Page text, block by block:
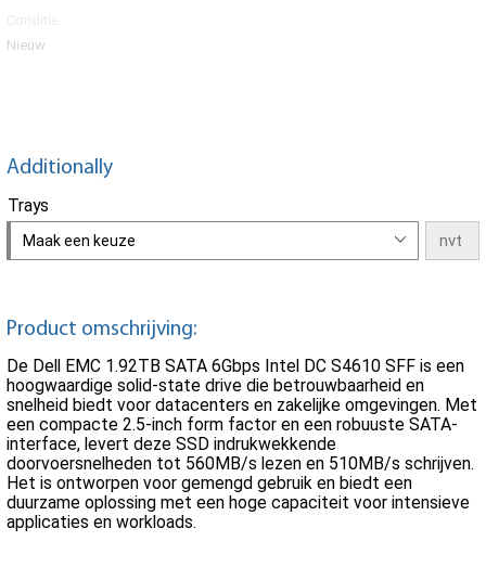
Nieuw
Additionally
Trays
Maak een keuze
Product omschrijving:
De Dell EMC 1.92TB SATA 6Gbps Intel DC S4610 SFF is een
hoogwaardige solid-state drive die betrouwbaarheid en
snelheid biedt voor datacenters en zakelijke omgevingen. Met
een compacte 2.5-inch form factor en een robuuste SATA-
interface, levert deze SSD indrukwekkende
doorvoersnelheden tot 560MB/s lezen en 510MB/s schrijven.
Het is ontworpen voor gemengd gebruik en biedt een
duurzame oplossing met een hoge capaciteit voor intensieve
applicaties en workloads.